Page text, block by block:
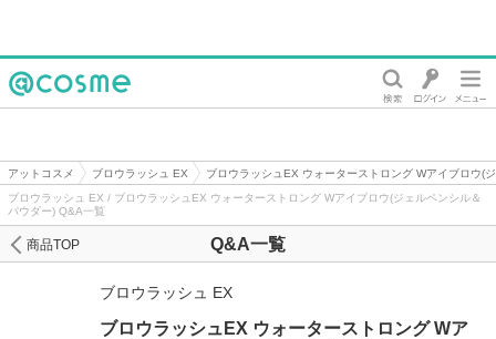
アットコスメ ブロウラッシュ EX
ブロウラッシュEX ウォーターストロング Wアイブロウ(
ブロウラッシュ EX / ブロウラッシュEX ウォーターストロング Wアイブロウ(ジェルペンシル＆
パウダー) Q&A一覧
Q&A一覧
商品TOP
ブロウラッシュ EX
ブロウラッシュEX ウォーターストロング Wア